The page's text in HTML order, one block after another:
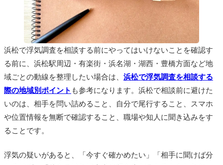
浜松で浮気調査を相談する前にやってはいけないことを確認す
る前に、浜松駅周辺・有楽街・浜名湖・湖西・豊橋方面など地
域ごとの動線を整理したい場合は、 浜松で浮気調査を相談する
際の地域別ポイント も参考になります。浜松で相談前に避けた
いのは、相手を問い詰めること、自分で尾行すること、スマホ
や位置情報を無断で確認すること、職場や知人に聞き込みをす
ることです。
浮気の疑いがあると、「今すぐ確かめたい」「相手に聞けば分